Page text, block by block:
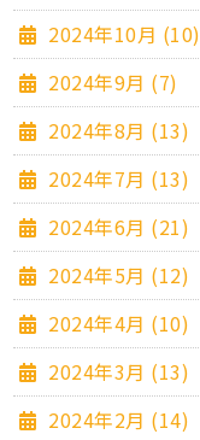
2024年10月 (10)
2024年9月 (7)
2024年8月 (13)
2024年7月 (13)
2024年6月 (21)
2024年5月 (12)
2024年4月 (10)
2024年3月 (13)
2024年2月 (14)